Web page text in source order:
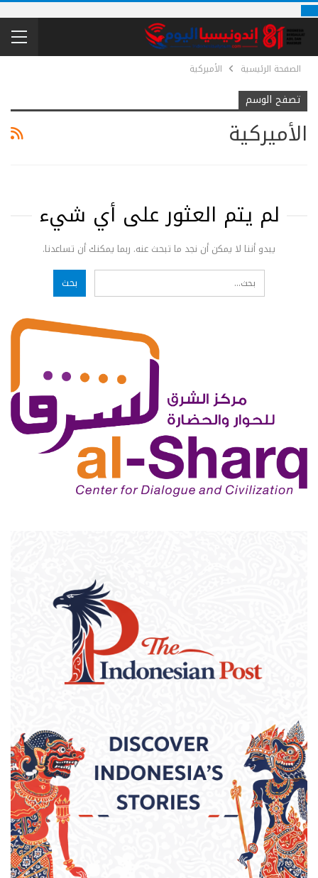
الصفحة الرئيسية الأميركية
تصفح الوسم
الأميركية
لم يتم العثور على أي شيء
يبدو أننا لا يمكن أن نجد ما تبحث عنه. ربما يمكنك أن تساعدنا.